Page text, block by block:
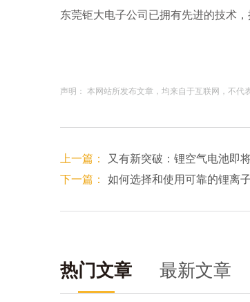
东莞钜大电子公司已拥有先进的技术
声明： 本网站所发布文章，均来自于互联网，不代
上一篇：
又有新突破：锂空气电池即
下一篇：
如何选择和使用可靠的锂离
热门文章 最新文章